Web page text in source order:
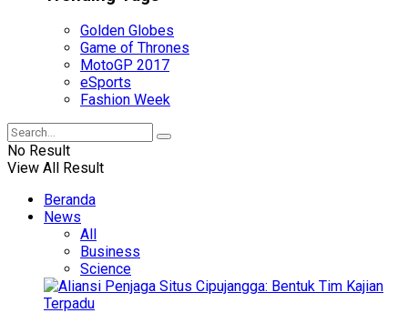
Golden Globes
Game of Thrones
MotoGP 2017
eSports
Fashion Week
No Result
View All Result
Beranda
News
All
Business
Science